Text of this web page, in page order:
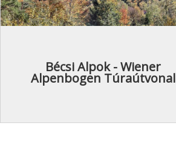
Bécsi Alpok - Wiener
Alpenbogen Túraútvonal